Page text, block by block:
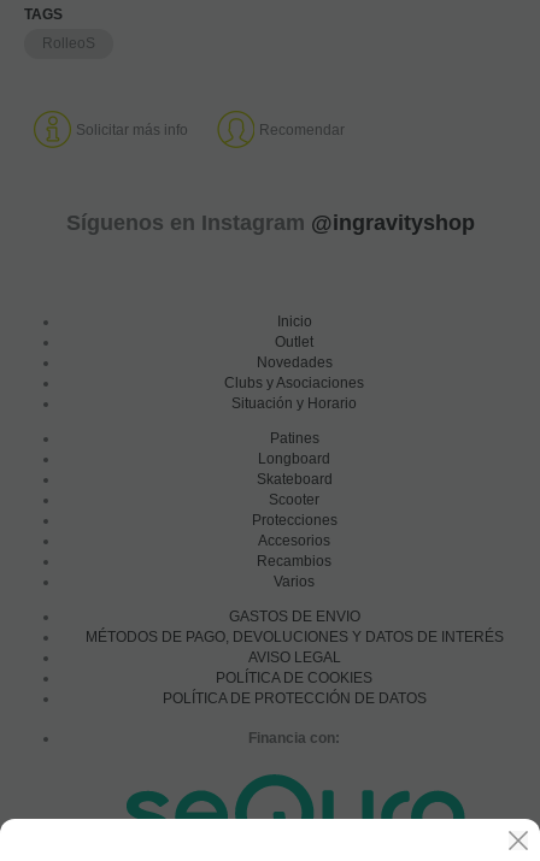
TAGS
RolleoS
Solicitar más info Recomendar
Síguenos en Instagram @ingravityshop
Inicio
Outlet
Novedades
Clubs y Asociaciones
Situación y Horario
Patines
Longboard
Skateboard
Scooter
Protecciones
Accesorios
Recambios
Varios
GASTOS DE ENVIO
MÉTODOS DE PAGO, DEVOLUCIONES Y DATOS DE INTERÉS
AVISO LEGAL
POLÍTICA DE COOKIES
POLÍTICA DE PROTECCIÓN DE DATOS
Financia con: